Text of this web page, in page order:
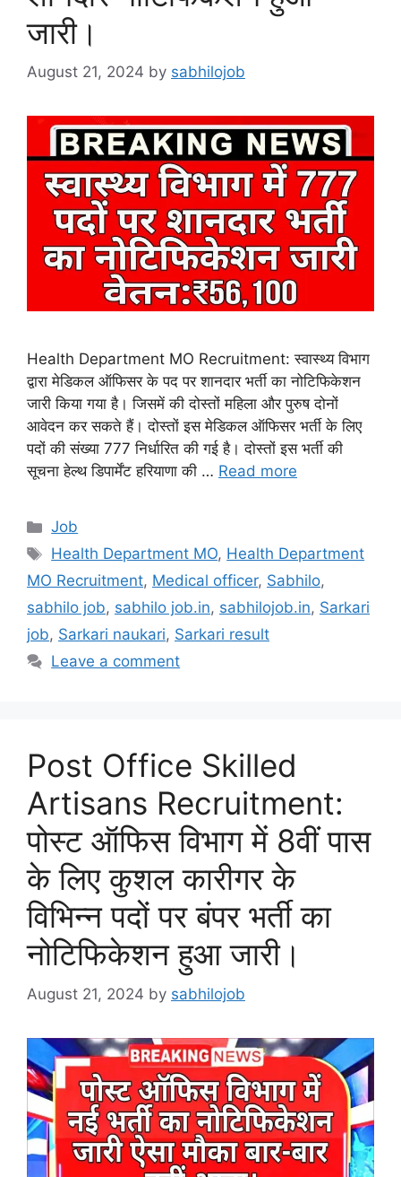
जारी।
August 21, 2024 by sabhilojob
Health Department MO Recruitment: स्वास्थ्य विभाग
द्वारा मेडिकल ऑफिसर के पद पर शानदार भर्ती का नोटिफिकेशन
जारी किया गया है। जिसमें की दोस्तों महिला और पुरुष दोनों
आवेदन कर सकते हैं। दोस्तों इस मेडिकल ऑफिसर भर्ती के लिए
पदों की संख्या 777 निर्धारित की गई है। दोस्तों इस भर्ती की
सूचना हेल्थ डिपार्मेंट हरियाणा की … Read more
Categories
Job
Tags
Health Department MO, Health Department
MO Recruitment, Medical officer, Sabhilo,
sabhilo job, sabhilo job.in, sabhilojob.in, Sarkari
job, Sarkari naukari, Sarkari result
Leave a comment
Post Office Skilled
Artisans Recruitment:
पोस्ट ऑफिस विभाग में 8वीं पास
के लिए कुशल कारीगर के
विभिन्न पदों पर बंपर भर्ती का
नोटिफिकेशन हुआ जारी।
August 21, 2024 by sabhilojob